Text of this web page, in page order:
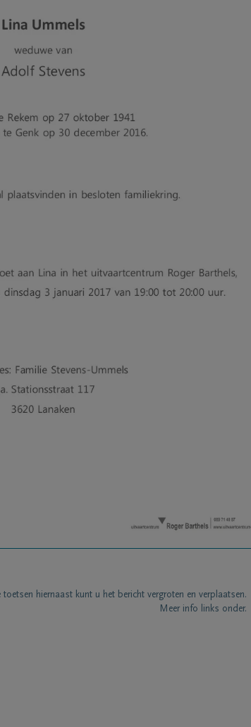
toetsen hiernaast kunt u het bericht vergroten en verplaatsen.
Meer info links onder.